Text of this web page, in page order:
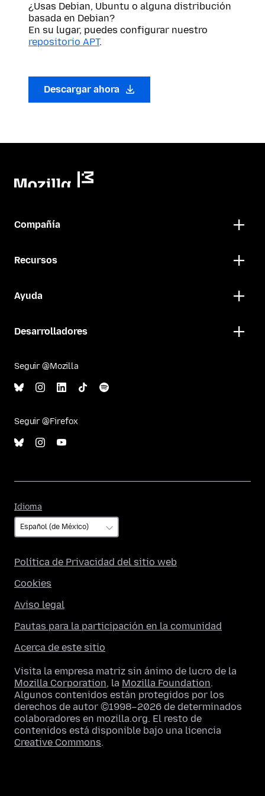
¿Usas Debian, Ubuntu o alguna distribución
basada en Debian?
En su lugar, puedes configurar nuestro
repositorio APT.
Descargar ahora
Compañía
Recursos
Ayuda
Desarrolladores
Seguir @Mozilla
Seguir @Firefox
Idioma
Política de Privacidad del sitio web
Cookies
Aviso legal
Pautas para la participación en la comunidad
Acerca de este sitio
Visita la empresa matriz sin ánimo de lucro de la
Mozilla Corporation, la Mozilla Foundation.
Algunos contenidos están protegidos por los
derechos de autor ©1998–2026 de determinados
colaboradores en mozilla.org. El resto de
contenidos está disponible bajo una licencia
Creative Commons.